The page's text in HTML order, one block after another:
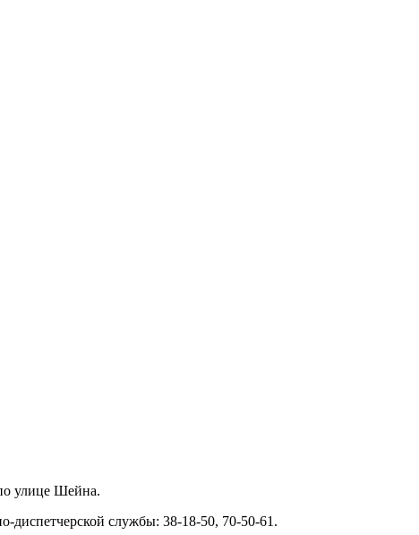
улице Шейна.
диспетчерской службы: 38-18-50, 70-50-61.